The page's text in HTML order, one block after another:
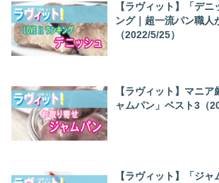
【ラヴィット】「デ
ング｜超一流パン職人
（2022/5/25）
【ラヴィット】マニ
ャムパン」ベスト3（
【ラヴィット】「ジ